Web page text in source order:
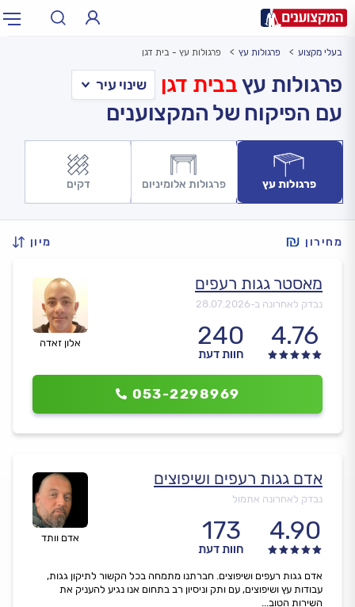
עירעיר: תל אביב, חיפה…
בעלי מקצוע פרגולות עץ פרגולות עץ - בית דגן
פרגולות עץבבית דגן
עם הפיקוח של המקצוענים
פרגולות עץ פרגולות אלומיניום דקים
מחירון מיון
אלון זאדה
מאסטר גגות רעפים
נבדק לאחרונה ב-28.07.2026
4.76
240
חוות דעת
053-2298969
אדם וותד
אדם גגות רעפים ושיפוצים
נבדק לאחרונה אתמול
4.90
173
חוות דעת
אדם גגות רעפים ושיפוצים. חברתנו מתמחה בכל הקשור לתיקון גגות,
עבודות עץ ושיפוצים, עם ותק וניסיון רב בתחום אנו נגיע להעניק את
השירות הטוב...